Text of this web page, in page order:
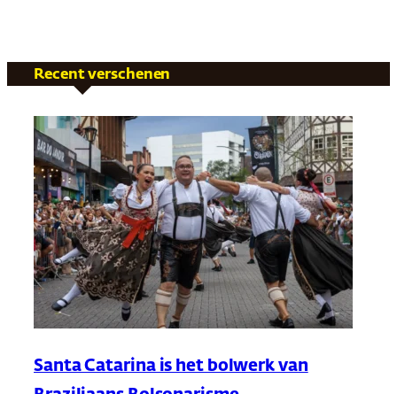
Recent verschenen
Santa Catarina is het bolwerk van